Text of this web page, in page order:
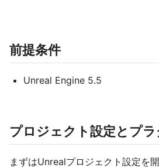
前提条件
Unreal Engine 5.5
プロジェクト設定とプ
まずはUnrealプロジェクト設定を